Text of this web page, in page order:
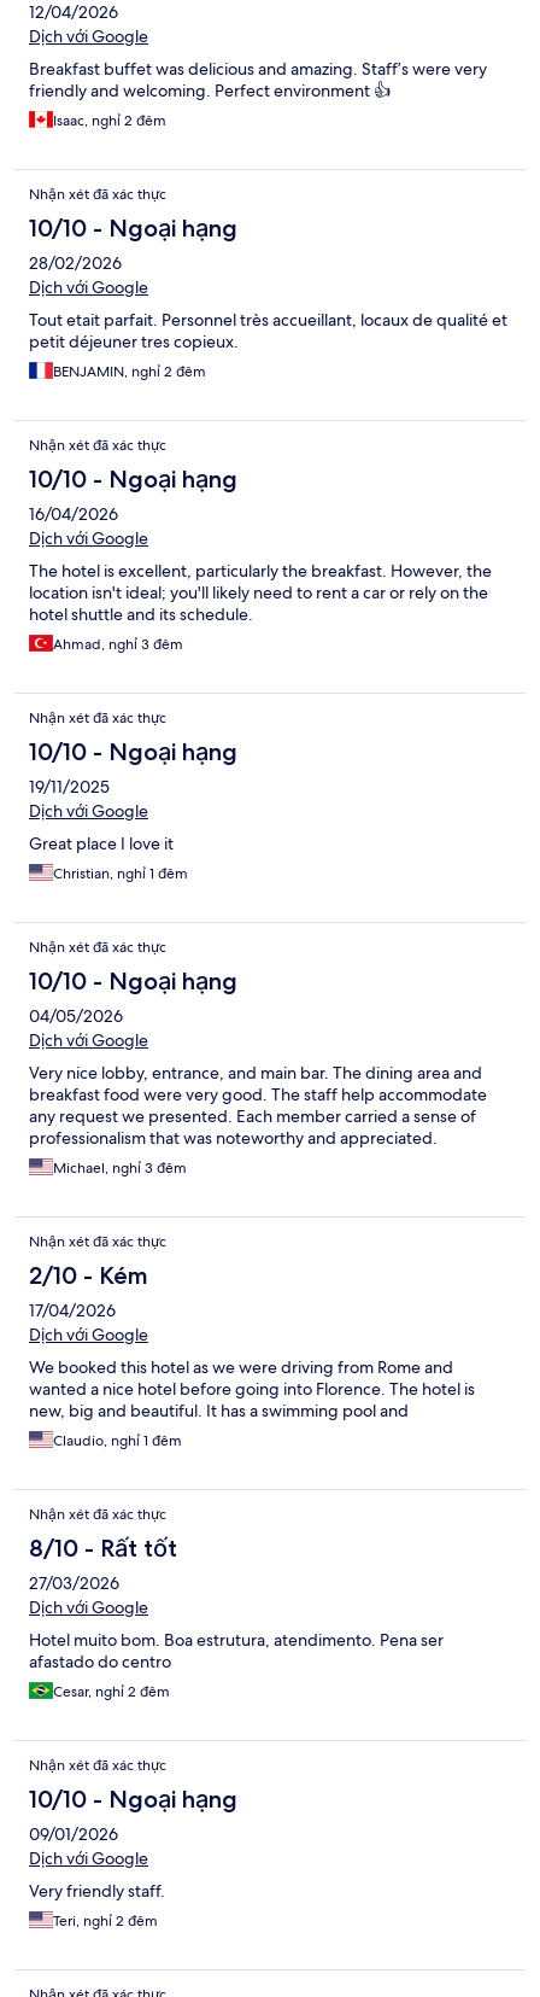
12/04/2026
Dịch với Google
Breakfast buffet was delicious and amazing. Staff’s were very
friendly and welcoming. Perfect environment 👍
Isaac, nghỉ 2 đêm
Nhận xét đã xác thực
10/10 - Ngoại hạng
28/02/2026
Dịch với Google
Tout etait parfait. Personnel très accueillant, locaux de qualité et
petit déjeuner tres copieux.
BENJAMIN, nghỉ 2 đêm
Nhận xét đã xác thực
10/10 - Ngoại hạng
16/04/2026
Dịch với Google
The hotel is excellent, particularly the breakfast. However, the
location isn't ideal; you'll likely need to rent a car or rely on the
hotel shuttle and its schedule.
Ahmad, nghỉ 3 đêm
Nhận xét đã xác thực
10/10 - Ngoại hạng
19/11/2025
Dịch với Google
Great place I love it
Christian, nghỉ 1 đêm
Nhận xét đã xác thực
10/10 - Ngoại hạng
04/05/2026
Dịch với Google
Very nice lobby, entrance, and main bar. The dining area and
breakfast food were very good. The staff help accommodate
any request we presented. Each member carried a sense of
professionalism that was noteworthy and appreciated.
Michael, nghỉ 3 đêm
Nhận xét đã xác thực
2/10 - Kém
17/04/2026
Dịch với Google
We booked this hotel as we were driving from Rome and
wanted a nice hotel before going into Florence. The hotel is
new, big and beautiful. It has a swimming pool and
Claudio, nghỉ 1 đêm
Nhận xét đã xác thực
8/10 - Rất tốt
27/03/2026
Dịch với Google
Hotel muito bom. Boa estrutura, atendimento. Pena ser
afastado do centro
Cesar, nghỉ 2 đêm
Nhận xét đã xác thực
10/10 - Ngoại hạng
09/01/2026
Dịch với Google
Very friendly staff.
Teri, nghỉ 2 đêm